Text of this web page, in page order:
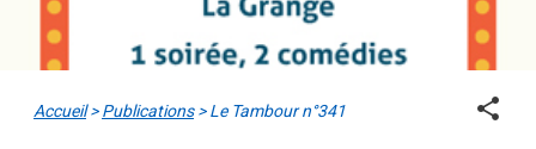
Accueil>Publications>Le Tambour n°341 share